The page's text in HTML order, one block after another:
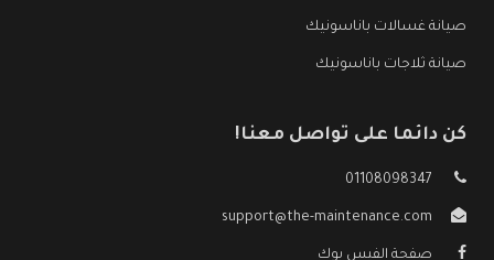
صيانة غسالات باناسونيك
صيانة ثلاجات باناسونيك
كن دائما على تواصل معنا!
01108098347
support@the-maintenance.com
صفحة الفيس بوك